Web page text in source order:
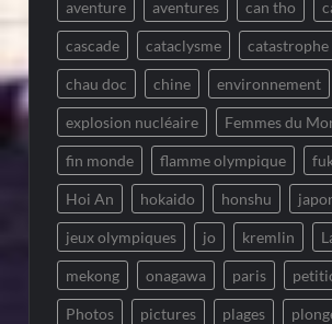
aventure aventures can tho
cascade cataclysme catastrophe
chau doc chine environnement
explosion nucléaire Femmes du
fin monde flamme olympique
Hoi An hokaido honshu
jeux olympiques jo kremlin
mekong onagawa paris
Photos pictures plages